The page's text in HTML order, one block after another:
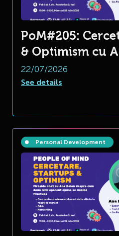
PoM#205:
& Optimism cu
22/07/2026
See details
Personal Development